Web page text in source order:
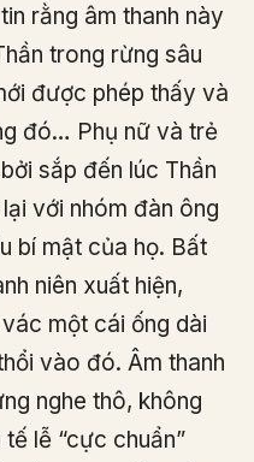
rằng âm thanh này
trong rừng sâu
được phép thấy và
đó… Phụ nữ và trẻ
sắp đến lúc Thần
với nhóm đàn ông
bí mật của họ. Bất
niên xuất hiện,
một cái ống dài
vào đó. Âm thanh
nghe thô, không
lễ “cực chuẩn”